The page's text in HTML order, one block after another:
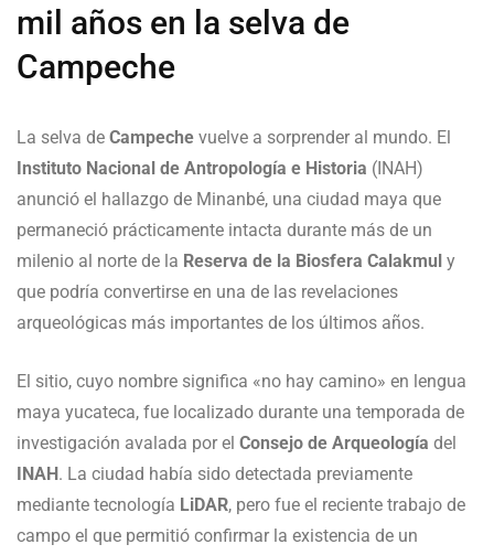
mil años en la selva de
Campeche
La selva de Campeche vuelve a sorprender al mundo. El
Instituto Nacional de Antropología e Historia (INAH)
anunció el hallazgo de Minanbé, una ciudad maya que
permaneció prácticamente intacta durante más de un
milenio al norte de la Reserva de la Biosfera Calakmul y
que podría convertirse en una de las revelaciones
arqueológicas más importantes de los últimos años.
El sitio, cuyo nombre significa «no hay camino» en lengua
maya yucateca, fue localizado durante una temporada de
investigación avalada por el Consejo de Arqueología del
INAH . La ciudad había sido detectada previamente
mediante tecnología LiDAR, pero fue el reciente trabajo de
campo el que permitió confirmar la existencia de un